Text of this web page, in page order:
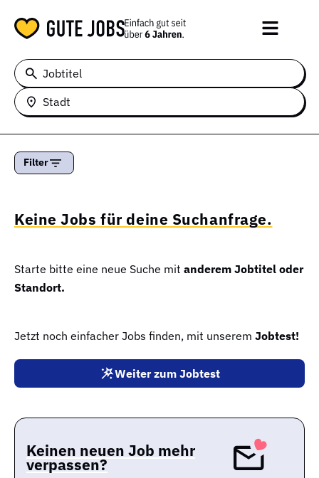
Jobtitel
Stadt
Filter
Keine Jobs für deine Suchanfrage.
Starte bitte eine neue Suche mit anderem Jobtitel oder
Standort.
Jetzt noch einfacher Jobs finden, mit unserem Jobtest!
Weiter zum Jobtest
Keinen neuen Job mehr
verpassen?